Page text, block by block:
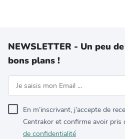
NEWSLETTER - Un peu
bons plans !
En m’inscrivant, j’accepte de
Centrakor et confirme avoir pris
de confidentialité